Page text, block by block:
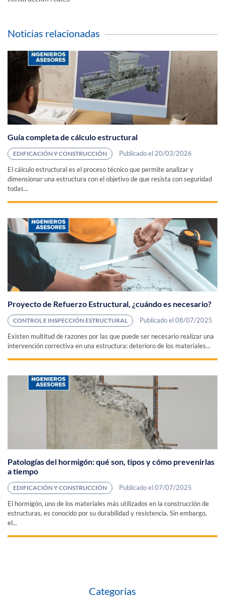
Noticias relacionadas
Guía completa de cálculo estructural
EDIFICACIÓN Y CONSTRUCCIÓN
Publicado el 20/03/2026
El cálculo estructural es el proceso técnico que permite analizar y
dimensionar una estructura con el objetivo de que resista con seguridad
todas...
Proyecto de Refuerzo Estructural, ¿cuándo es necesario?
CONTROL E INSPECCIÓN ESTRUCTURAL
Publicado el 08/07/2025
Existen multitud de razones por las que puede ser necesario realizar una
intervención correctiva en una estructura: deterioro de los materiales...
Patologías del hormigón: qué son, tipos y cómo prevenirlas
a tiempo
EDIFICACIÓN Y CONSTRUCCIÓN
Publicado el 07/07/2025
El hormigón, uno de los materiales más utilizados en la construcción de
estructuras, es conocido por su durabilidad y resistencia. Sin embargo,
el...
Categorías